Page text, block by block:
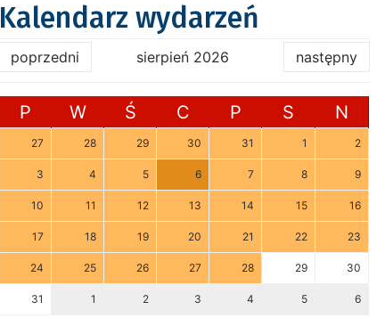
Kalendarz wydarzeń
poprzedni sierpień 2026 następny
P W Ś C P S N
27 28 29 30 31 1 2
3 4 5 6 7 8 9
10 11 12 13 14 15 16
17 18 19 20 21 22 23
24 25 26 27 28 29 30
31 1 2 3 4 5 6